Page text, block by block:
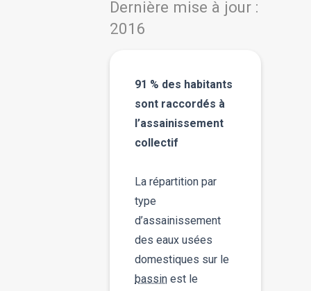
Dernière mise à jour :
2016
91 % des habitants
sont raccordés à
l’assainissement
collectif
La répartition par
type
d’assainissement
des eaux usées
domestiques sur le
bassin est le